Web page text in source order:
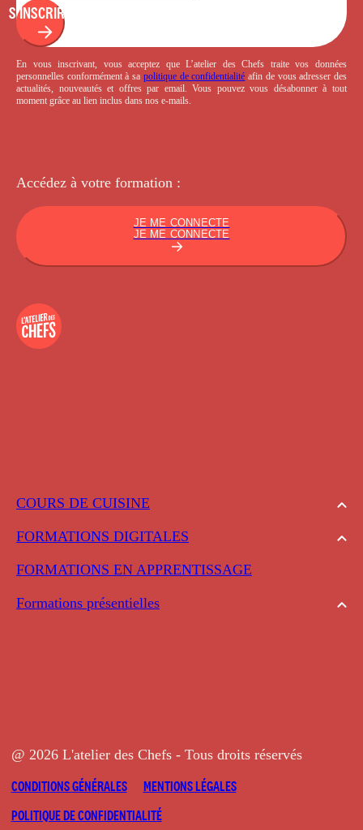
COURS DE CUISINE
FORMATIONS DIGITALES
FORMATIONS EN APPRENTISSAGE
Formations présentielles
S'INSCRIRE
En vous inscrivant, vous acceptez que L’atelier des Chefs traite vos données
personnelles conformément à sa politique de confidentialité afin de vous adresser des
actualités, nouveautés et offres par email. Vous pouvez vous désabonner à tout
moment grâce au lien inclus dans nos e-mails.
Accédez à votre formation :
JE ME CONNECTE
JE ME CONNECTE
@ 2026 L'atelier des Chefs - Tous droits réservés
CONDITIONS GÉNÉRALES
MENTIONS LÉGALES
POLITIQUE DE CONFIDENTIALITÉ